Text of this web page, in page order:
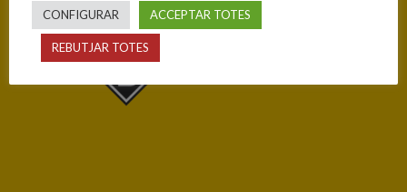
CONFIGURAR ACCEPTAR TOTES
REBUTJAR TOTES